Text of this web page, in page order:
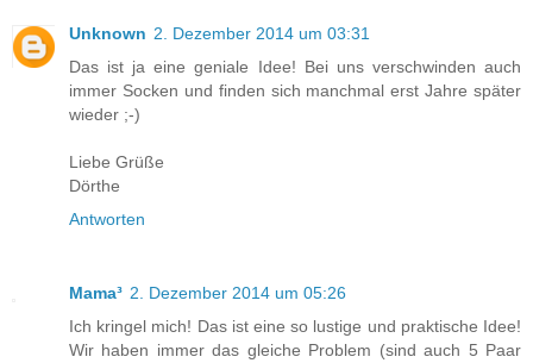
Unknown 2. Dezember 2014 um 03:31
Das ist ja eine geniale Idee! Bei uns verschwinden auch
immer Socken und finden sich manchmal erst Jahre später
wieder ;-)
Liebe Grüße
Dörthe
Antworten
Mama³ 2. Dezember 2014 um 05:26
Ich kringel mich! Das ist eine so lustige und praktische Idee!
Wir haben immer das gleiche Problem (sind auch 5 Paar